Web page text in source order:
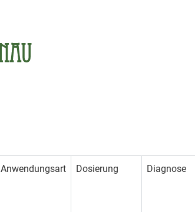
Anwendungsart Dosierung Diagnose